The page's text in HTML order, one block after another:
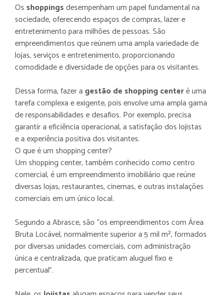
QUE
VOCÊ
PRECISA
SABER
PRÁTICA
Os shoppingsdesempenham um papel fundamental na
sociedade, oferecendo espaços de compras, lazer e
entretenimento para milhões de pessoas. São
empreendimentos que reúnem uma ampla variedade de
lojas, serviços e entretenimento, proporcionando
comodidade e diversidade de opções para os visitantes.
Dessa forma, fazer a gestão de shopping centeré uma
tarefa complexa e exigente, pois envolve uma ampla gama
de responsabilidades e desafios. Por exemplo, precisa
garantir a eficiência operacional, a satisfação dos lojistas
e a experiência positiva dos visitantes.
O que é um shopping center?
Um shopping center, também conhecido como centro
comercial, é um empreendimento imobiliário que reúne
diversas lojas, restaurantes, cinemas, e outras instalações
comerciais em um único local.
Segundo a Abrasce, são “os empreendimentos com Área
Bruta Locável, normalmente superior a 5 mil m², formados
por diversas unidades comerciais, com administração
única e centralizada, que praticam aluguel fixo e
percentual”.